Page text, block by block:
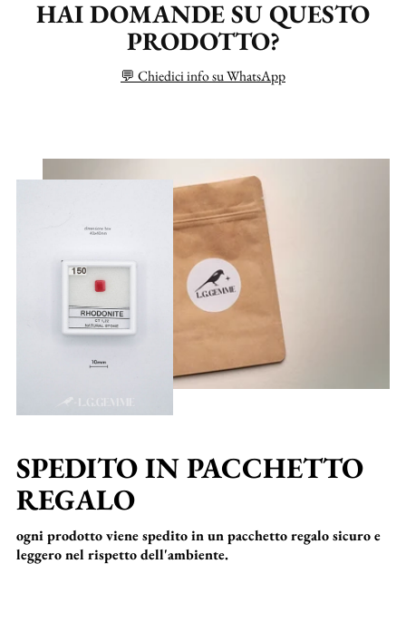
HAI DOMANDE SU QUESTO
PRODOTTO?
💬 Chiedici info su WhatsApp
SPEDITO IN PACCHETTO
REGALO
ogni prodotto viene spedito in un pacchetto regalo sicuro e
leggero nel rispetto dell'ambiente.